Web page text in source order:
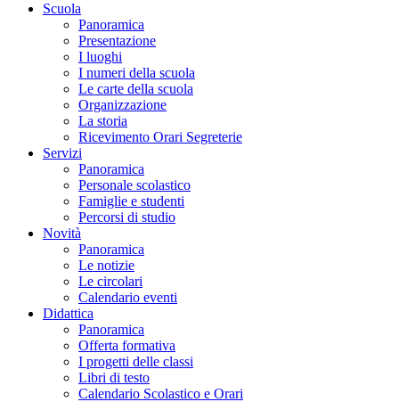
Scuola
Panoramica
Presentazione
I luoghi
I numeri della scuola
Le carte della scuola
Organizzazione
La storia
Ricevimento Orari Segreterie
Servizi
Panoramica
Personale scolastico
Famiglie e studenti
Percorsi di studio
Novità
Panoramica
Le notizie
Le circolari
Calendario eventi
Didattica
Panoramica
Offerta formativa
I progetti delle classi
Libri di testo
Calendario Scolastico e Orari